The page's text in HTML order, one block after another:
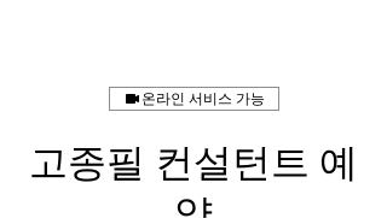
온라인 서비스 가능
고종필 컨설턴트 예